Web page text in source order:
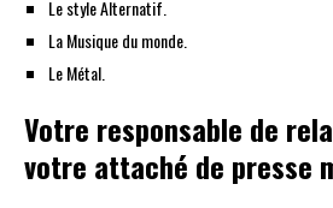
Le style Alternatif.
La Musique du monde.
Le Métal.
Votre responsable de
votre attaché de presse